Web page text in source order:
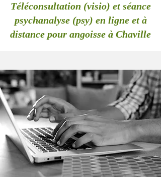
Téléconsultation (visio) et séance
psychanalyse (psy) en ligne et à
distance pour angoisse à Chaville